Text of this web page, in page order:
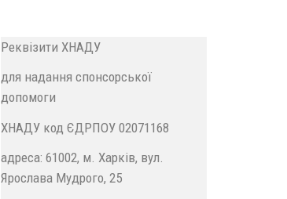
Реквізити ХНАДУ
для надання спонсорської
допомоги
ХНАДУ код ЄДРПОУ 02071168
адреса: 61002, м. Харків, вул.
Ярослава Мудрого, 25